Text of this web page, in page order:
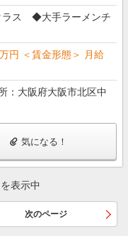
ラス ◆大手ラーメンチ
円 ＜賃金形態＞ 月給
：大阪府大阪市北区中
気になる！
表示中
次のページ